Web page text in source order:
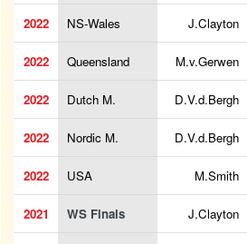
2022 NS-Wales J.Clayton
2022 Queensland M.v.Gerwen
2022 Dutch M. D.V.d.Bergh
2022 Nordic M. D.V.d.Bergh
2022 USA M.Smith
2021 WS Finals J.Clayton